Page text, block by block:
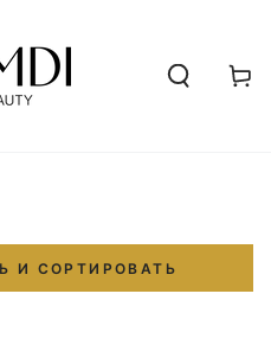
И СОРТИРОВАТЬ